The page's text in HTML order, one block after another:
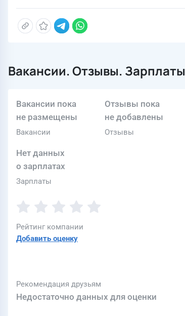
Вакансии. Отзывы. Зарплаты
Вакансии пока
не размещены
Вакансии
Отзывы пока
не добавлены
Отзывы
Нет данных
о зарплатах
Зарплаты
Рейтинг компании
Добавить оценку
Рекомендация друзьям
Недостаточно данных для оценки